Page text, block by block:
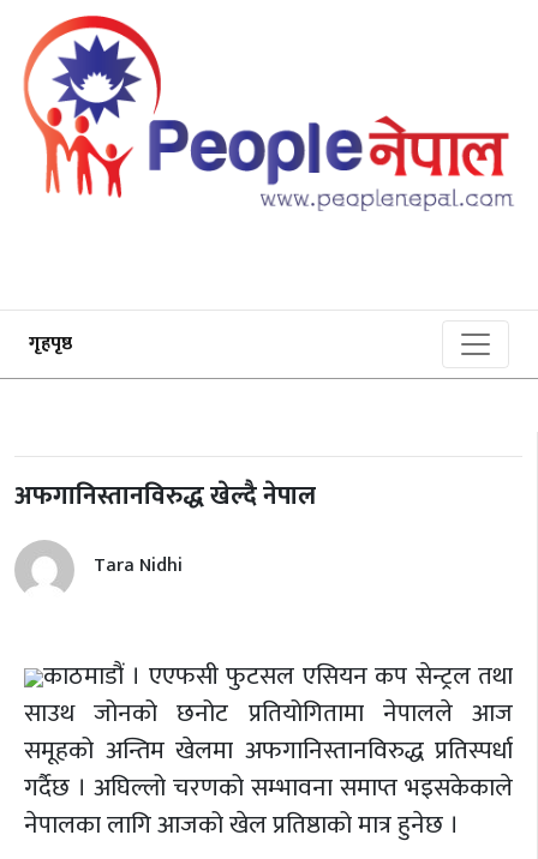
गृहपृष्ठ
अफगानिस्तानविरुद्ध खेल्दै नेपाल
Tara Nidhi
काठमाडौं । एएफसी फुटसल एसियन कप सेन्ट्रल तथा
साउथ जोनको छनोट प्रतियोगितामा नेपालले आज
समूहको अन्तिम खेलमा अफगानिस्तानविरुद्ध प्रतिस्पर्धा
गर्दैछ । अघिल्लो चरणको सम्भावना समाप्त भइसकेकाले
नेपालका लागि आजको खेल प्रतिष्ठाको मात्र हुनेछ ।